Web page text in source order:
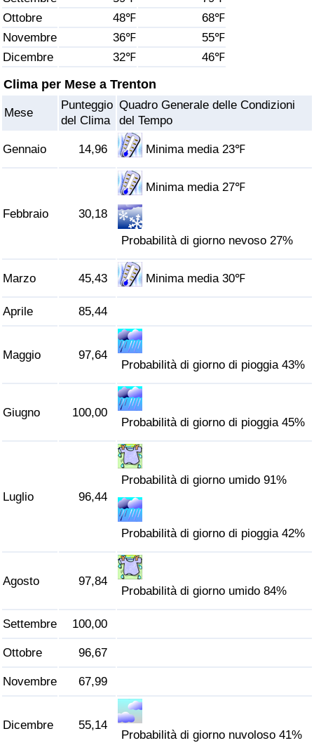
Ottobre
48℉
68℉
Novembre
36℉
55℉
Dicembre
32℉ 46℉
Clima per Mese a Trenton
Mese
Punteggio
del Clima
Quadro Generale delle Condizioni
del Tempo
Gennaio 14,96 Minima media 23℉
Febbraio 30,18
Minima media 27℉
Probabilità di giorno nevoso 27%
Marzo 45,43 Minima media 30℉
Aprile 85,44
Maggio 97,64
Probabilità di giorno di pioggia 43%
Giugno 100,00
Probabilità di giorno di pioggia 45%
Luglio 96,44
Probabilità di giorno umido 91%
Probabilità di giorno di pioggia 42%
Agosto 97,84
Probabilità di giorno umido 84%
Settembre 100,00
Ottobre 96,67
Novembre 67,99
Dicembre 55,14
Probabilità di giorno nuvoloso 41%
Assistenza Sanitaria
Indice dell’Assistenza Sanitaria (Corrente)
Indice dell’Assistenza Sanitaria per
Nazione
Indice dell’Inquinamento (Corrente)
Indice del Traffico
Indice del traffico (Corrente)